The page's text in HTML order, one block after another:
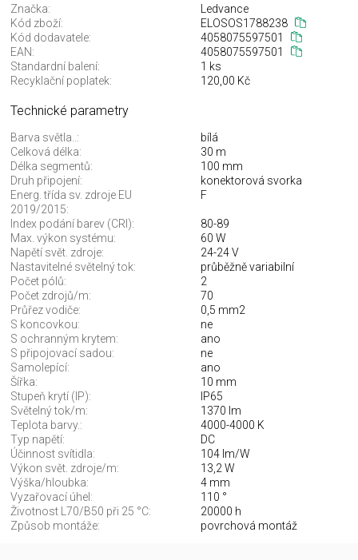
Značka:
Ledvance
Kód zboží:
ELOSOS1788238
Kód dodavatele:
4058075597501
EAN:
4058075597501
Standardní balení:
1 ks
Recyklační poplatek:
120,00 Kč
Technické parametry
Barva světla..:
bílá
Celková délka:
30 m
Délka segmentů:
100 mm
Druh připojení:
konektorová svorka
Energ. třída sv. zdroje EU
2019/2015:
F
Index podání barev (CRI):
80-89
Max. výkon systému:
60 W
Napětí svět. zdroje:
24-24 V
Nastavitelné světelný tok:
průběžně variabilní
Počet pólů:
2
Počet zdrojů/m:
70
Průřez vodiče:
0,5 mm2
S koncovkou:
ne
S ochranným krytem:
ano
S připojovací sadou:
ne
Samolepící:
ano
Šířka:
10 mm
Stupeň krytí (IP):
IP65
Světelný tok/m:
1370 lm
Teplota barvy.:
4000-4000 K
Typ napětí:
DC
Účinnost svítidla:
104 lm/W
Výkon svět. zdroje/m:
13,2 W
Výška/hloubka:
4 mm
Vyzařovací úhel:
110 °
Životnost L70/B50 při 25 °C:
20000 h
Způsob montáže:
povrchová montáž